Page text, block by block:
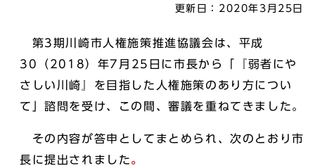
更新日： 2020年3月25日
第3期川崎市人権施策推進協議会は、平成
30（2018）年7月25日に市長から「『弱者にや
さしい川崎』を目指した人権施策のあり方につい
て」諮問を受け、この間、審議を重ねてきました。
その内容が答申としてまとめられ、次のとおり市
長に提出されました。